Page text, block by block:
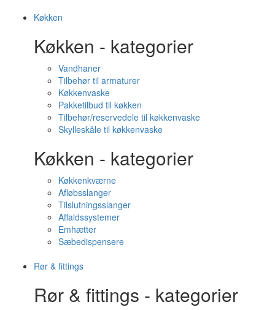
Køkken
Køkken - kategorier
Vandhaner
Tilbehør til armaturer
Køkkenvaske
Pakketilbud til køkken
Tilbehør/reservedele til køkkenvaske
Skylleskåle til køkkenvaske
Køkken - kategorier
Køkkenkværne
Afløbsslanger
Tilslutningsslanger
Affaldssystemer
Emhætter
Sæbedispensere
Rør & fittings
Rør & fittings - kategorier